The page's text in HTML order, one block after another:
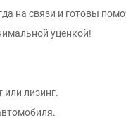
на связи и готовы
уценкой!
или лизинг.